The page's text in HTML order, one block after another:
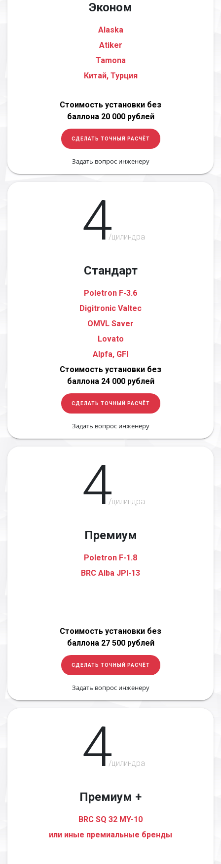
Эконом
Alaska
Atiker
Tamona
Китай, Турция
Стоимость установки без
баллона 20 000 рублей
СДЕЛАТЬ ТОЧНЫЙ РАСЧЁТ
Задать вопрос инженеру
4/цилиндра
Стандарт
Poletron F-3.6
Digitronic Valtec
OMVL Saver
Lovato
Alpfa, GFI
Стоимость установки без
баллона 24 000 рублей
СДЕЛАТЬ ТОЧНЫЙ РАСЧЁТ
Задать вопрос инженеру
4/цилиндра
Премиум
Poletron F-1.8
BRC Alba JPI-13
Стоимость установки без
баллона 27 500 рублей
СДЕЛАТЬ ТОЧНЫЙ РАСЧЁТ
Задать вопрос инженеру
4/цилиндра
Премиум +
BRC SQ 32 MY-10
или иные премиальные бренды